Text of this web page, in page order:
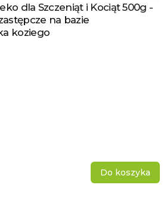
dla Szczeniąt i Kociąt 500g -
na bazie
koziego
Do koszyka